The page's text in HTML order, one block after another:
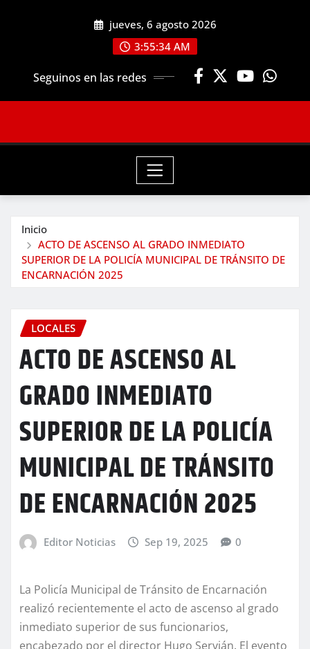
jueves, 6 agosto 2026
3:55:35 AM
Seguinos en las redes
Inicio
ACTO DE ASCENSO AL GRADO INMEDIATO
SUPERIOR DE LA POLICÍA MUNICIPAL DE TRÁNSITO DE
ENCARNACIÓN 2025
LOCALES
ACTO DE ASCENSO AL
GRADO INMEDIATO
SUPERIOR DE LA POLICÍA
MUNICIPAL DE TRÁNSITO
DE ENCARNACIÓN 2025
Editor Noticias Sep 19, 2025 0
La Policía Municipal de Tránsito de Encarnación
realizó recientemente el acto de ascenso al grado
inmediato superior de sus funcionarios,
encabezado por el director Hugo Servián. El evento